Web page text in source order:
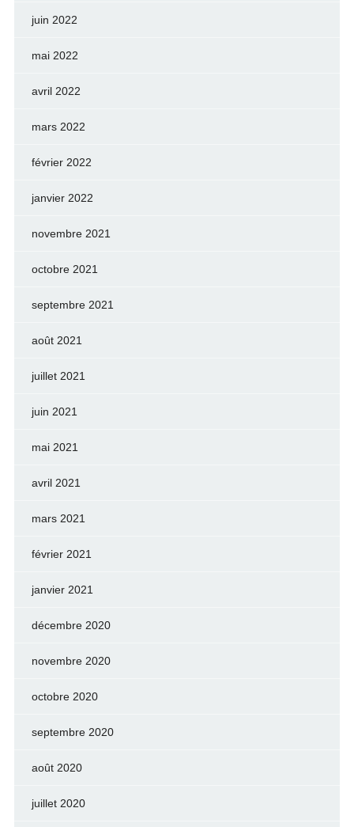
juin 2022
mai 2022
avril 2022
mars 2022
février 2022
janvier 2022
novembre 2021
octobre 2021
septembre 2021
août 2021
juillet 2021
juin 2021
mai 2021
avril 2021
mars 2021
février 2021
janvier 2021
décembre 2020
novembre 2020
octobre 2020
septembre 2020
août 2020
juillet 2020